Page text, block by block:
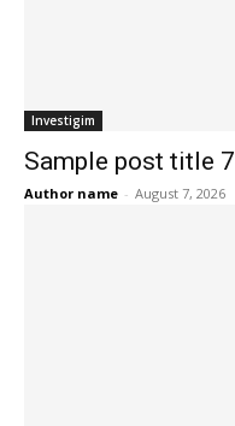
Investigim
Sample post title 7
Author name - August 7, 2026